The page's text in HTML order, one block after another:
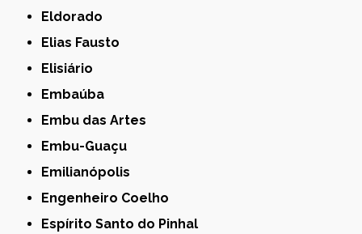
Eldorado
Elias Fausto
Elisiário
Embaúba
Embu das Artes
Embu-Guaçu
Emilianópolis
Engenheiro Coelho
Espírito Santo do Pinhal